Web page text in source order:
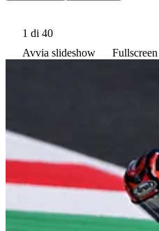
1 di 40
Avvia slideshow
Fullscreen